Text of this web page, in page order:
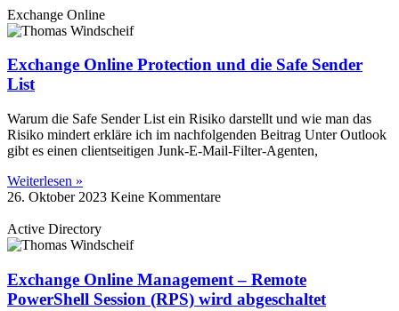
Exchange Online
Exchange Online Protection und die Safe Sender
List
Warum die Safe Sender List ein Risiko darstellt und wie man das
Risiko mindert erkläre ich im nachfolgenden Beitrag Unter Outlook
gibt es einen clientseitigen Junk-E-Mail-Filter-Agenten,
Weiterlesen »
26. Oktober 2023 Keine Kommentare
Active Directory
Exchange Online Management – Remote
PowerShell Session (RPS) wird abgeschaltet